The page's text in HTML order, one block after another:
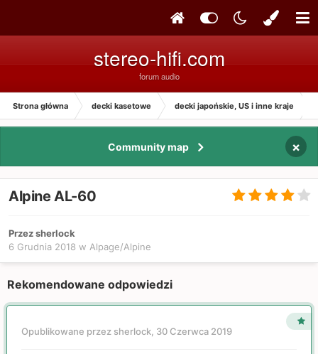
stereo-hifi.com
forum audio
Strona główna decki kasetowe decki japońskie, US i inne kraje
Community map ×
Alpine AL-60
Przez sherlock
6 Grudnia 2018 w Alpage/Alpine
Rekomendowane odpowiedzi
Opublikowane przez sherlock, 30 Czerwca 2019